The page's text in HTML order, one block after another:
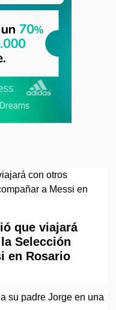
que viajará
Selección
en Rosario